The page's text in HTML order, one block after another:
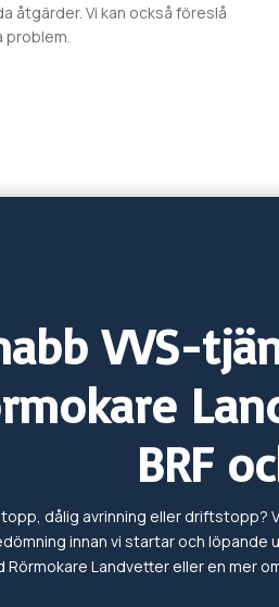
åtgärder. Vi kan också föreslå
VVS-
BRF
dålig avrinning eller driftstopp?
innan vi startar och
Rörmokare Landvetter eller en mer